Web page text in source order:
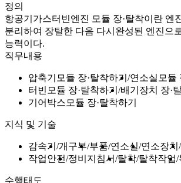
정의
항공기가스터빈엔진 모듈 장·탈착이란 엔
분리하여 장탈한 다음 다시완성된 엔진으
능력이다.
직무내용
압축기모듈 장·탈착하기
연소실모듈
터빈모듈 장·탈착하기
배기장치 장·
기어박스모듈 장·탈착하기
지식 및 기술
감속기 개구부 부품 연소실 연소장치
작업안전 정비지침서 탈착 탈착작업
수행태도